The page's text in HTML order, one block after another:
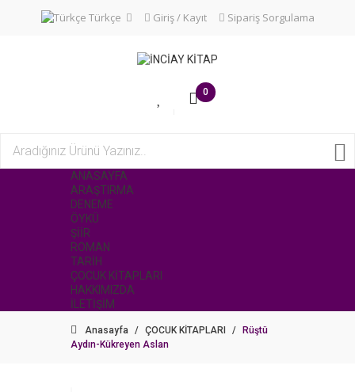
Türkçe Giriş / Kayıt Sipariş Sorgulama
0
ANASAYFA
ARAŞTIRMA
DENEME
ÖYKÜ
ŞİİR
ROMAN
TARİH
ÇOCUK KİTAPLARI
HAKKIMIZDA
İLETİŞİM
Anasayfa / ÇOCUK KİTAPLARI /
Rüştü
Aydın-Kükreyen Aslan